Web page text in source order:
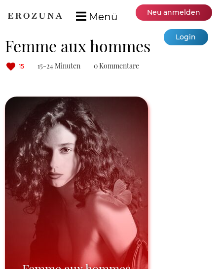
Menü Neu anmelden
Login
Femme aux hommes
15 15-24 Minuten 0 Kommentare